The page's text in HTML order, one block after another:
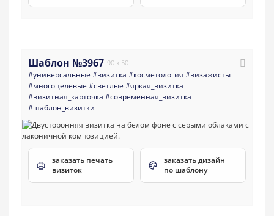
Шаблон №3967 90 x 50
#универсальные #визитка #косметология #визажисты
#многоцелевые #светлые #яркая_визитка
#визитная_карточка #современная_визитка
#шаблон_визитки
заказать печать
визиток
заказать дизайн
по шаблону